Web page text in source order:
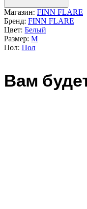
Магазин: FINN FLARE
Бренд: FINN FLARE
Цвет: Белый
Размер: M
Пол: Пол
Вам